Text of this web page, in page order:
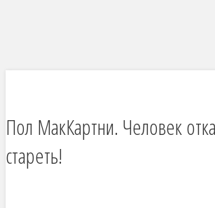
Пол МакКартни. Человек
стареть!